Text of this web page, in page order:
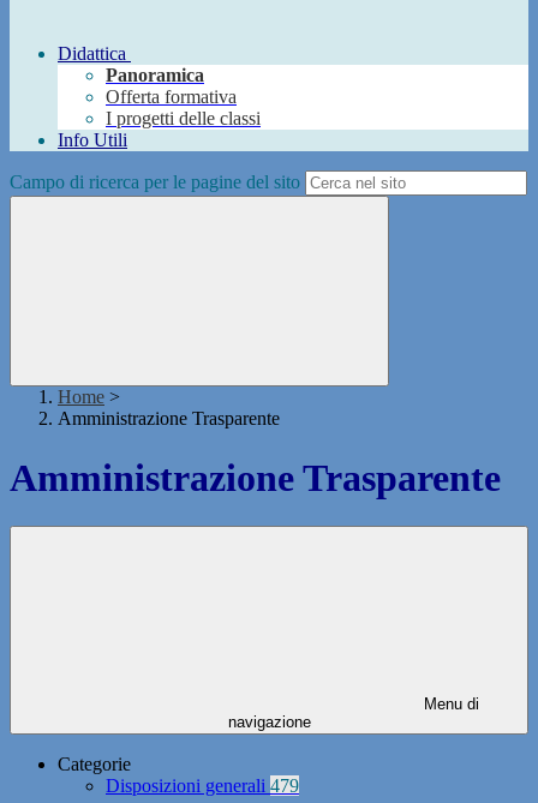
Didattica
Panoramica
Offerta formativa
I progetti delle classi
Info Utili
Campo di ricerca per le pagine del sito
Home >
Amministrazione Trasparente
Amministrazione Trasparente
Menu di
navigazione
Categorie
Disposizioni generali 479